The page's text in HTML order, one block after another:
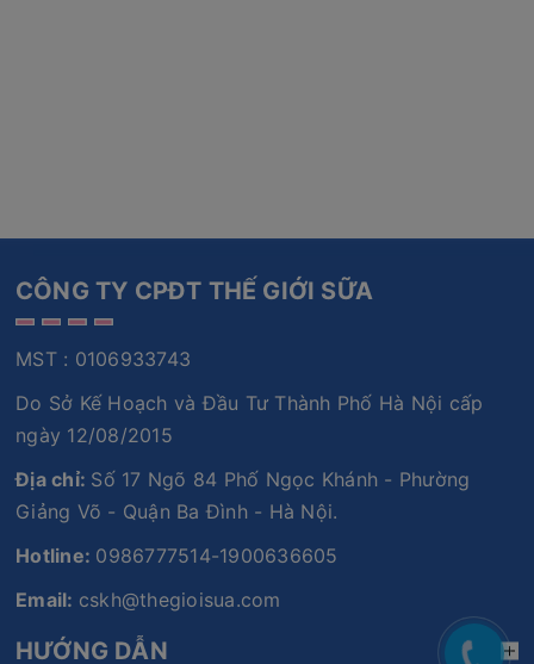
CÔNG TY CPĐT THẾ GIỚI SỮA
MST : 0106933743
Do Sở Kế Hoạch và Đầu Tư Thành Phố Hà Nội cấp
ngày 12/08/2015
Địa chỉ: Số 17 Ngõ 84 Phố Ngọc Khánh - Phường
Giảng Võ - Quận Ba Đình - Hà Nội.
Hotline: 0986777514-1900636605
Email: cskh@thegioisua.com
HƯỚNG DẪN